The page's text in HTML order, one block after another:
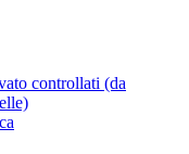
controllati (da